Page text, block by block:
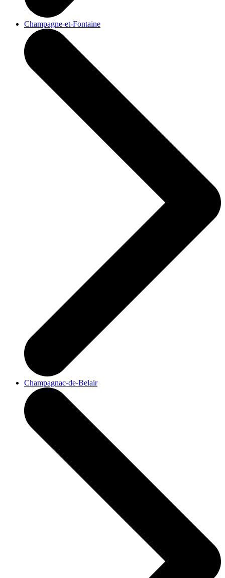
Champagne-et-Fontaine
Champagnac-de-Belair